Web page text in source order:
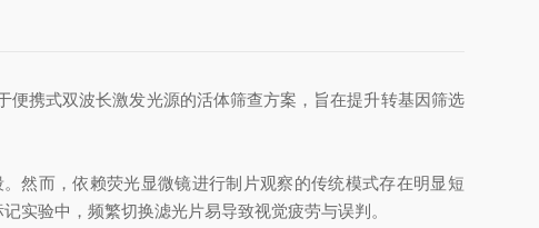
携式双波长激发光源的活体筛查方案，旨在提升转基因筛选
然而，依赖荧光显微镜进行制片观察的传统模式存在明显短
实验中，频繁切换滤光片易导致视觉疲劳与误判。